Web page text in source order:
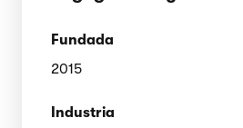
Fundada
2015
Industria